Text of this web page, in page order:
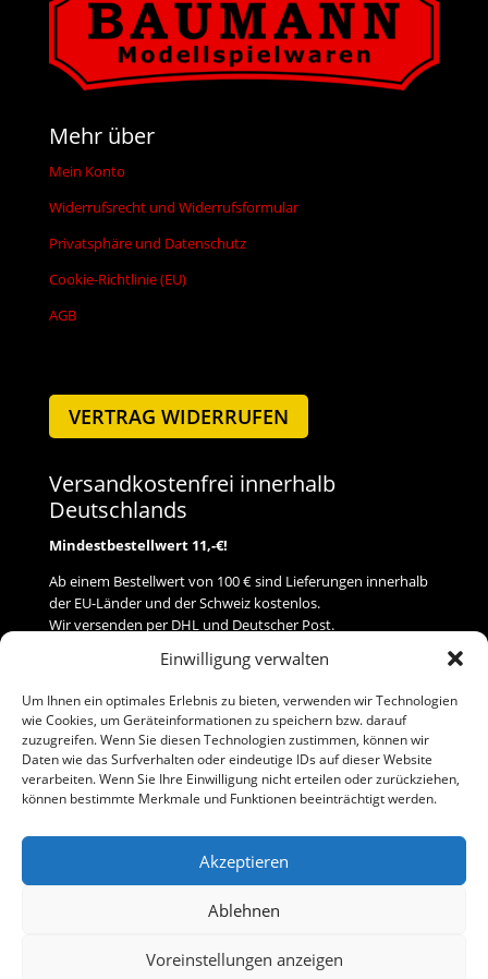
Einwilligung verwalten
Um Ihnen ein optimales Erlebnis zu bieten, verwenden wir Technologien
wie Cookies, um Geräteinformationen zu speichern bzw. darauf
zuzugreifen. Wenn Sie diesen Technologien zustimmen, können wir
Daten wie das Surfverhalten oder eindeutige IDs auf dieser Website
verarbeiten. Wenn Sie Ihre Einwilligung nicht erteilen oder zurückziehen,
können bestimmte Merkmale und Funktionen beeinträchtigt werden.
Akzeptieren
Ablehnen
Voreinstellungen anzeigen
Mehr über
Mein Konto
Widerrufsrecht und Widerrufsformular
Privatsphäre und Datenschutz
Cookie-Richtlinie (EU)
AGB
VERTRAG WIDERRUFEN
Versandkostenfrei innerhalb
Deutschlands
Mindestbestellwert 11,-€!
Ab einem Bestellwert von 100 € sind Lieferungen innerhalb
der EU-Länder und der Schweiz kostenlos.
Wir versenden per DHL und Deutscher Post.
Versand
Zahlung
Baumann Modellspielwaren
Telefon (0 91 61) 33 84